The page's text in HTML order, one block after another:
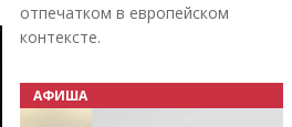
отпечатком в европейском
контексте.
АФИША